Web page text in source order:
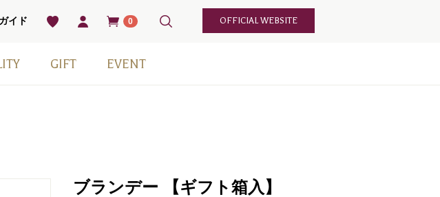
イド OFFICIAL WEBSITE
0
GIFT EVENT
ブランデー 【ギフト箱入】